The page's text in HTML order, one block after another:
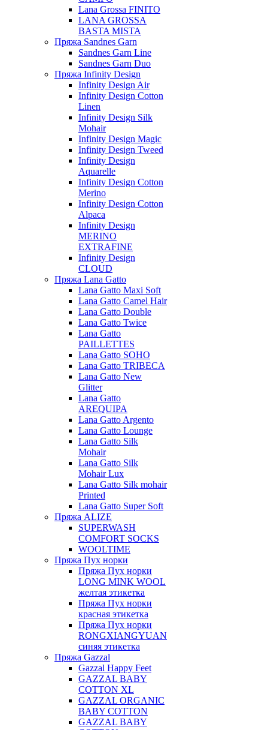
Lana Grossa FINITO
LANA GROSSA
BASTA MISTA
Пряжа Sandnes Garn
Sandnes Garn Line
Sandnes Garn Duo
Пряжа Infinity Design
Infinity Design Air
Infinity Design Cotton
Linen
Infinity Design Silk
Mohair
Infinity Design Magic
Infinity Design Tweed
Infinity Design
Aquarelle
Infinity Design Cotton
Merino
Infinity Design Cotton
Alpaca
Infinity Design
MERINO
EXTRAFINE
Infinity Design
CLOUD
Пряжа Lana Gatto
Lana Gatto Maxi Soft
Lana Gatto Camel Hair
Lana Gatto Double
Lana Gatto Twice
Lana Gatto
PAILLETTES
Lana Gatto SOHO
Lana Gatto TRIBECA
Lana Gatto New
Glitter
Lana Gatto
AREQUIPA
Lana Gatto Argento
Lana Gatto Lounge
Lana Gatto Silk
Mohair
Lana Gatto Silk
Mohair Lux
Lana Gatto Silk mohair
Printed
Lana Gatto Super Soft
Пряжа ALIZE
SUPERWASH
COMFORT SOCKS
WOOLTIME
Пряжа Пух норки
Пряжа Пух норки
LONG MINK WOOL
желтая этикетка
Пряжа Пух норки
красная этикетка
Пряжа Пух норки
RONGXIANGYUAN
синяя этикетка
Пряжа Gazzal
Gazzal Happy Feet
GAZZAL BABY
COTTON XL
GAZZAL ORGANIC
BABY COTTON
GAZZAL BABY